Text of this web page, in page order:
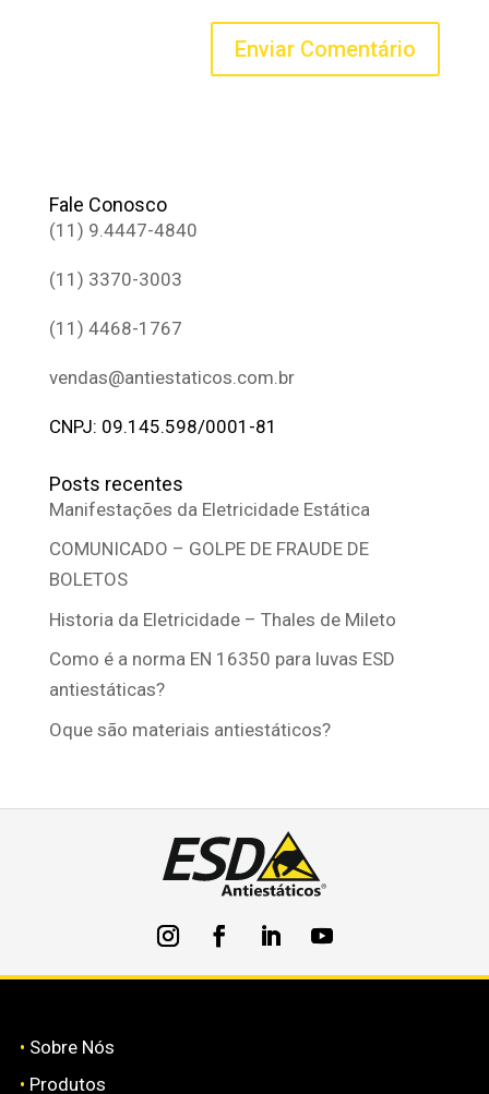
Fale Conosco
(11) 9.4447-4840
(11) 3370-3003
(11) 4468-1767
vendas@antiestaticos.com.br
CNPJ: 09.145.598/0001-81
Posts recentes
Manifestações da Eletricidade Estática
COMUNICADO – GOLPE DE FRAUDE DE
BOLETOS
Historia da Eletricidade – Thales de Mileto
Como é a norma EN 16350 para luvas ESD
antiestáticas?
Oque são materiais antiestáticos?
• Sobre Nós
• Produtos